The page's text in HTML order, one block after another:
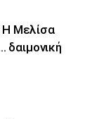
Η Μελίσα